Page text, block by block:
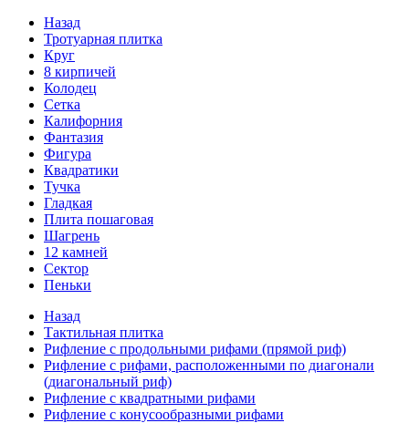
Назад
Тротуарная плитка
Круг
8 кирпичей
Колодец
Сетка
Калифорния
Фантазия
Фигура
Квадратики
Тучка
Гладкая
Плита пошаговая
Шагрень
12 камней
Сектор
Пеньки
Назад
Тактильная плитка
Рифление с продольными рифами (прямой риф)
Рифление с рифами, расположенными по диагонали
(диагональный риф)
Рифление с квадратными рифами
Рифление с конусообразными рифами